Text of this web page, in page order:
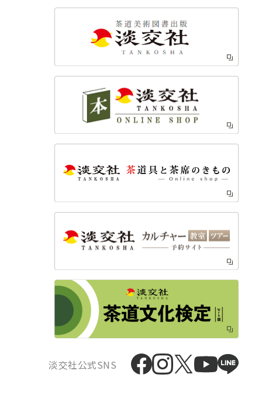
淡交社公式SNS